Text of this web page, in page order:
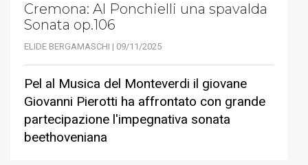
Cremona: Al Ponchielli una spavalda
Sonata op.106
ELIDE BERGAMASCHI | 09/11/2025
Pel al Musica del Monteverdi il giovane
Giovanni Pierotti ha affrontato con grande
partecipazione l'impegnativa sonata
beethoveniana